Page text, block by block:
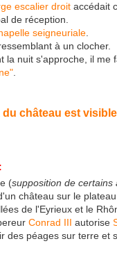
escalier droit accédait
de réception.
seigneuriale
à un clocher.
la nuit s'approche, il me
du château est
:
(supposition de certains
château sur le
de l'Eyrieux et le
Conrad III autorise
des péages sur terre et